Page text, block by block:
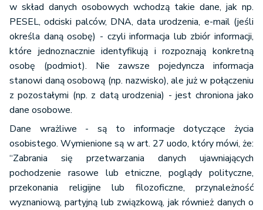
w skład danych osobowych wchodzą takie dane, jak np.
PESEL, odciski palców, DNA, data urodzenia, e-mail (jeśli
określa daną osobę) - czyli informacja lub zbiór informacji,
które jednoznacznie identyfikują i rozpoznają konkretną
osobę (podmiot). Nie zawsze pojedyncza informacja
stanowi daną osobową (np. nazwisko), ale już w połączeniu
z pozostałymi (np. z datą urodzenia) - jest chroniona jako
dane osobowe.
Dane wrażliwe - są to informacje dotyczące życia
osobistego. Wymienione są w art. 27 uodo, który mówi, że:
“Zabrania się przetwarzania danych ujawniających
pochodzenie rasowe lub etniczne, poglądy polityczne,
przekonania religijne lub filozoficzne, przynależność
wyznaniową, partyjną lub związkową, jak również danych o